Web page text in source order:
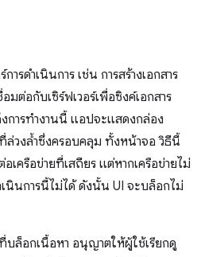
รดำเนินการ เช่น การสร้างเอกสาร
ต่อกับเซิร์ฟเวอร์เพื่อซิงค์เอกสาร
การทำงานนี้ แอปจะแสดงกล่อง
ล่วงล้ำซึ่งครอบคลุม ทั้งหน้าจอ วิธีนี้
เครือข่ายที่เสถียร แต่หากเครือข่ายไม่
เนินการนี้ไม่ได้ ดังนั้น UI จะบล็อกไม่
บล็อกเนื้อหา อนุญาตให้ผู้ใช้เรียกดู